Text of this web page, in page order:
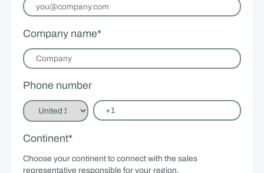
Company name*
Phone number
Continent*
Choose your continent to connect with the sales
representative responsible for your region.